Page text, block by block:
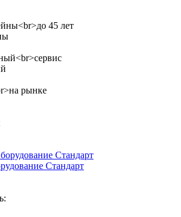
Стандарт